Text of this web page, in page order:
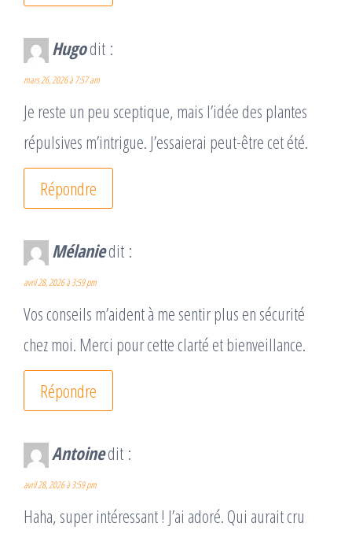
Hugodit :
mars 26, 2026 à 7:57 am
Je reste un peu sceptique, mais l’idée des plantes
répulsives m’intrigue. J’essaierai peut-être cet été.
Répondre
Mélaniedit :
avril 28, 2026 à 3:59 pm
Vos conseils m’aident à me sentir plus en sécurité
chez moi. Merci pour cette clarté et bienveillance.
Répondre
Antoinedit :
avril 28, 2026 à 3:59 pm
Haha, super intéressant ! J’ai adoré. Qui aurait cru